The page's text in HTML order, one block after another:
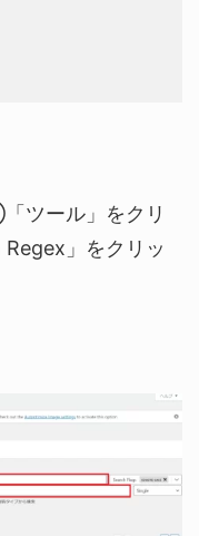
ツール」をクリ
」をクリッ